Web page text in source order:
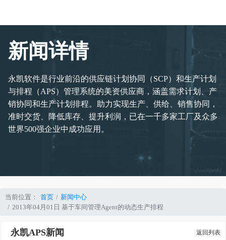
新闻详情
永凯软件是行业前沿的供应链计划协同（SCP）和生产计划
与排程（APS）管理系统的美资供应商，涵盖需求计划、产
销协同和生产计划排程。助力实现生产、供给、销售协同，
准时交货、降低库存、提升利润，已在一千多家工厂及众多
世界500强企业中成功应用。
当前位置： 首页
新闻中心
2013年04月01日 基于车间管理Agent的动态生产排程
永凯APS新闻 返回列表